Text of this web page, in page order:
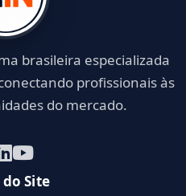
brasileira especializada
profissionais às
do mercado.
Site